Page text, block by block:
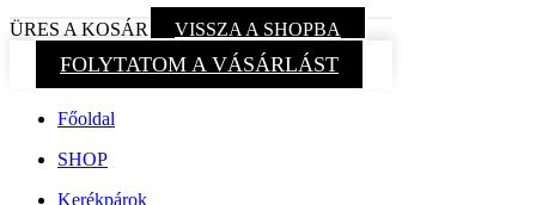
ÜRES A KOSÁR VISSZA A SHOPBA
FOLYTATOM A VÁSÁRLÁST
Főoldal
SHOP
Kerékpárok